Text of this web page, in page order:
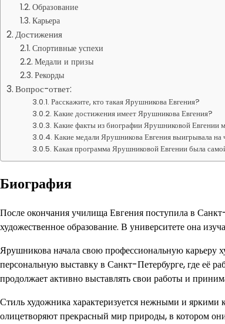
Образование
Карьера
Достижения
Спортивные успехи
Медали и призы
Рекорды
Вопрос-ответ:
Расскажите, кто такая Ярушникова Евгения?
Какие достижения имеет Ярушникова Евгения?
Какие факты из биографии Ярушниковой Евгении
Какие медали Ярушникова Евгения выигрывала на
Какая программа Ярушниковой Евгении была
Биография
После окончания училища Евгения поступила в
художественное образование. В университете она
Ярушникова начала свою профессиональную карьеру
персональную выставку в Санкт-Петербурге, где её
продолжает активно выставлять свои работы и
Стиль художника характеризуется нежными и
олицетворяют прекрасный мир природы, в котором